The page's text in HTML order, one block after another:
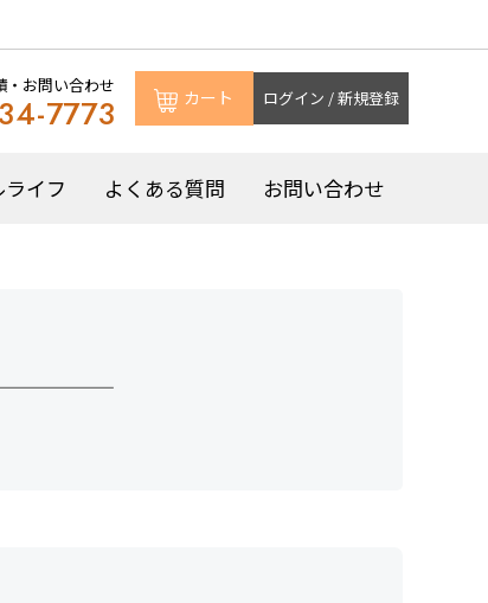
・お問い合わせ
7773 カート ログイン / 新規登録
イフ よくある質問 お問い合わせ